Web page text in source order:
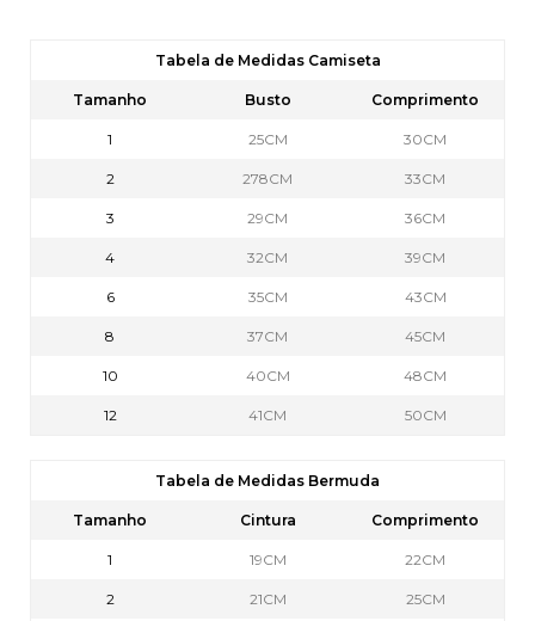
Tabela de Medidas Camiseta
Tamanho Busto Comprimento
1 25CM 30CM
2 278CM 33CM
3 29CM 36CM
4 32CM 39CM
6 35CM 43CM
8 37CM 45CM
10 40CM 48CM
12 41CM 50CM
Tabela de Medidas Bermuda
Tamanho Cintura Comprimento
1 19CM 22CM
2 21CM 25CM